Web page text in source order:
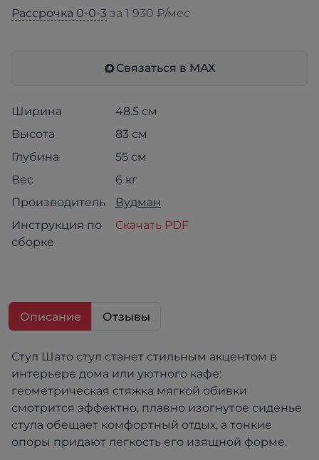
Рассрочка 0-0-3 за 1 930 ₽/мес
Связаться в МАХ
Ширина
48.5 см
Высота
83 см
Глубина
55 см
Вес
6 кг
Производитель
Вудман
Инструкция по
сборке
Скачать PDF
Описание Отзывы
Стул Шато стул станет стильным акцентом в
интерьере дома или уютного кафе:
геометрическая стяжка мягкой обивки
смотрится эффектно, плавно изогнутое сиденье
стула обещает комфортный отдых, а тонкие
опоры придают легкость его изящной форме.